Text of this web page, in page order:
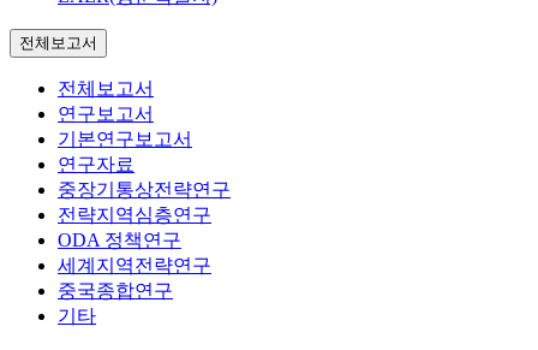
전체보고서
전체보고서
연구보고서
기본연구보고서
연구자료
중장기통상전략연구
전략지역심층연구
ODA 정책연구
세계지역전략연구
중국종합연구
기타